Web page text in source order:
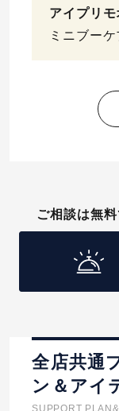
アイプリ
ミニブー
ご相談は無
全店共通
ン＆アイ
SUPPORT